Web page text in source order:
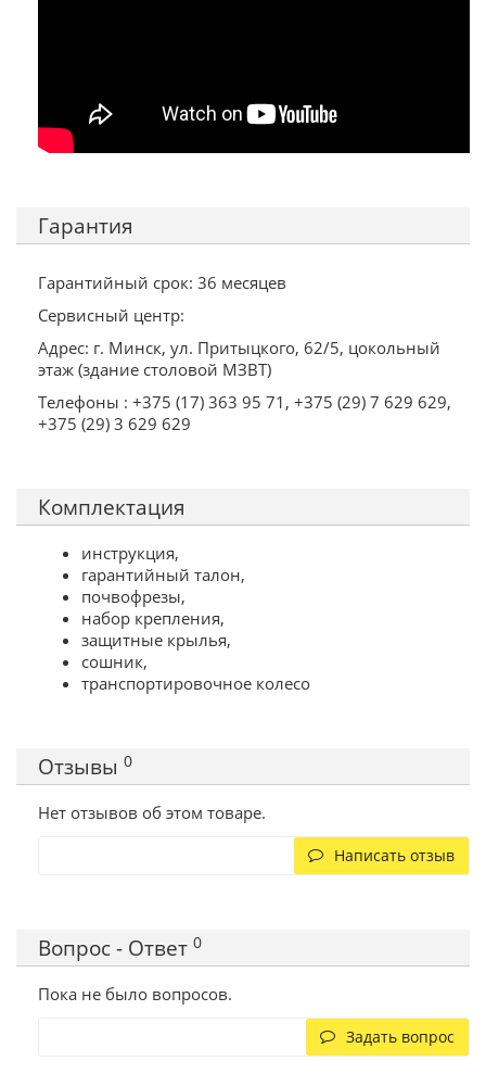
Гарантия
Гарантийный срок: 36 месяцев
Сервисный центр:
Адрес: г. Минск, ул. Притыцкого, 62/5, цокольный
этаж (здание столовой МЗВТ)
Телефоны : +375 (17) 363 95 71, +375 (29) 7 629 629,
+375 (29) 3 629 629
Комплектация
инструкция,
гарантийный талон,
почвофрезы,
набор крепления,
защитные крылья,
сошник,
транспортировочное колесо
Отзывы 0
Нет отзывов об этом товаре.
Написать отзыв
Вопрос - Ответ 0
Пока не было вопросов.
Задать вопрос